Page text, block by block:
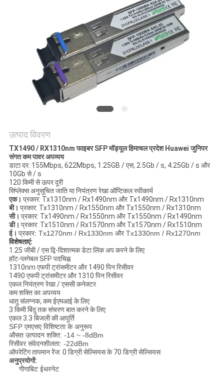
साइटमैप
गोपनीयता
उत्पाद विवरण
TX1490 / RX1310nm फाइबर SFP मॉड्यूल हिमाचल प्रदेश Huawei जुनिपर
संगत कम पावर अपव्यय
डाटा दर: 155Mbps, 622Mbps, 1.25GB / एस, 2.5Gb / s, 4.25Gb / s और
10Gb से / s
120 किमी से ऊपर दूरी
सिंप्लेक्स अनुसूचित जाति या नियंत्रण रेखा ऑप्टिकल स्वीकार्य
एक। प्रकार: Tx1310nm / Rx1490nm और Tx1490nm / Rx1310nm
बी। प्रकार: Tx1310nm / Rx1550nm और Tx1550nm / Rx1310nm
सी। प्रकार: Tx1490nm / Rx1550nm और Tx1550nm / Rx1490nm
डी। प्रकार: Tx1510nm / Rx1570nm और Tx1570nm / Rx1510nm
ई। प्रकार: Tx1270nm / Rx1330nm और Tx1330nm / Rx1270nm
विशेषताएं:
1.25 जीबी / एस द्वि-दिशात्मक डेटा लिंक अप करने के लिए
हॉट-प्लगेबल SFP पदचिह्न
1310nm एफपी ट्रांसमीटर और 1490 पिन रिसीवर
1490 एफपी ट्रांसमीटर और 1310 पिन रिसीवर
एकल नियंत्रण रेखा / एससी कनेक्टर
कम शक्ति का अपव्यय
धातु संलग्नक, कम ईएमआई के लिए
3 किमी बिंदु तक संचरण बात करने के लिए
एकल 3.3 बिजली की आपूर्ति
SFP एमएसए विशिष्टता के अनुरूप
औसत उत्पादन शक्ति: -14 ~ -8dBm
रिसीवर संवेदनशीलता: -22dBm
ऑपरेटिंग तापमान रेंज: 0 डिग्री सेल्सियस के 70 डिग्री सेल्सियस
अनुप्रयोगों:
गीगाबिट ईथरनेट